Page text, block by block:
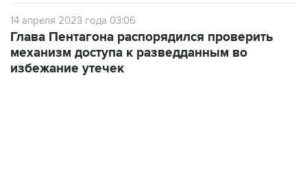
14 апреля 2023 года 03:06
Глава Пентагона распорядился проверить
механизм доступа к разведданным во
избежание утечек